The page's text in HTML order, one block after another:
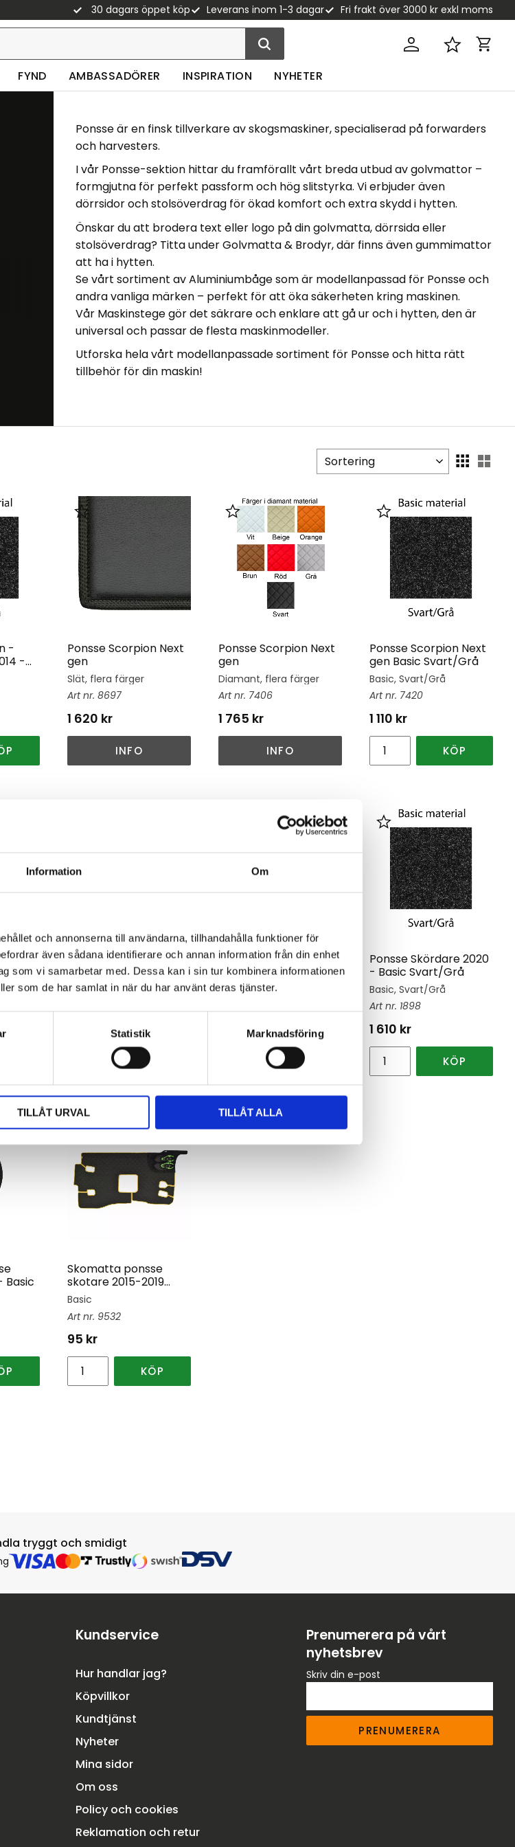
Information Om
och annonserna till användarna, tillhandahålla funktioner för
även sådana identifierare och annan information från din enhet
som vi samarbetar med. Dessa kan i sin tur kombinera informationen
som de har samlat in när du har använt deras tjänster.
Statistik Marknadsföring
TILLÅT URVAL TILLÅT ALLA
30 dagars öppet köp Leverans inom 1-3 dagar Fri frakt över 3000 kr exkl moms
Favoriter
FYND AMBASSADÖRER INSPIRATION NYHETER
Ponsse är en finsk tillverkare av skogsmaskiner, specialiserad på forwarders
och harvesters.
I vår Ponsse-sektion hittar du framförallt vårt breda utbud av golvmattor –
formgjutna för perfekt passform och hög slitstyrka. Vi erbjuder även
dörrsidor och stolsöverdrag för ökad komfort och extra skydd i hytten.
Önskar du att brodera text eller logo på din golvmatta, dörrsida eller
stolsöverdrag? Titta underGolvmatta & Brodyr, där finns även gummimattor
att ha i hytten.
Se vårt sortiment avAluminiumbågesom är modellanpassad för Ponsse och
andra vanliga märken – perfekt för att öka säkerheten kring maskinen.
Vår Maskinstegegör det säkrare och enklare att gå ur och i hytten, den är
universal och passar de flesta maskinmodeller.
Utforska hela vårt modellanpassade sortiment för Ponsseoch hitta rätt
tillbehör för din maskin!
Välj sortering
-
-
Ponsse Scorpion Next
gen
Slät, flera färger
8697
1 620 kr
Lägg till i favoriter
INFO
Ponsse Scorpion Next
gen
Diamant, flera färger
7406
1 765 kr
Lägg till i favoriter
INFO
Ponsse Scorpion Next
gen Basic Svart/Grå
Basic, Svart/Grå
7420
1 110 kr
Lägg till i favoriter
KÖP
2020 -
Ponsse Skördare 2020
-
Slät, flera färger
kr
INFO
Ponsse Skördare 2020
-
Diamant, flera färger
2 315kr
Lägg till i favoriter
INFO
Ponsse Skördare 2020
- Basic Svart/Grå
Basic, Svart/Grå
1898
1 610 kr
Lägg till i favoriter
KÖP
Skördare 2020 - Basic
Skomatta ponsse
skotare 2015-2019
Basic
Basic
9532
95 kr
KÖP
tryggt och smidigt
Prenumerera på vårt
nyhetsbrev
Skriv din e-post
PRENUMERERA
Kundservice
Hur handlar jag?
Köpvillkor
Kundtjänst
Nyheter
Mina sidor
Om oss
Policy och cookies
Reklamation och retur